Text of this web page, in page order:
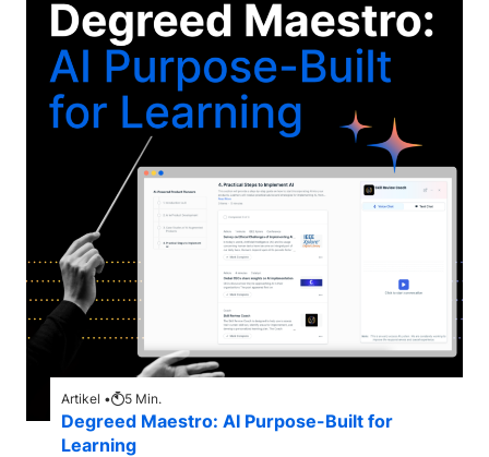
Artikel • 5 Min.
Degreed Maestro: AI Purpose-Built for
Learning